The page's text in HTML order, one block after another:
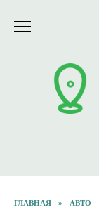
ГЛАВНАЯ » АВТО